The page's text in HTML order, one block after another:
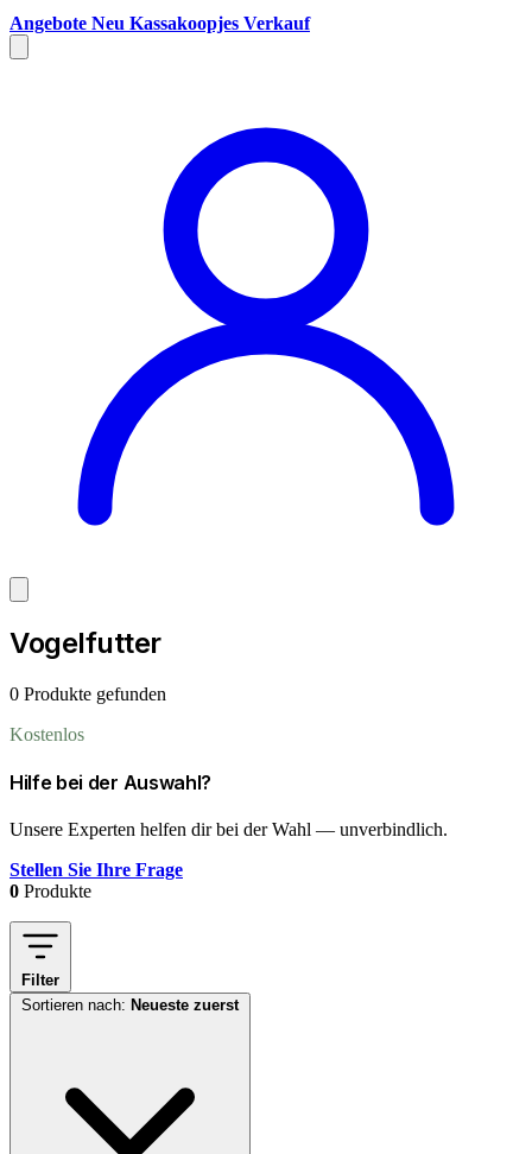
Angebote Neu Kassakoopjes Verkauf
Vogelfutter
0 Produkte gefunden
Kostenlos
Hilfe bei der Auswahl?
Unsere Experten helfen dir bei der Wahl — unverbindlich.
Stellen Sie Ihre Frage
0 Produkte
Filter
Sortieren nach: Neueste zuerst